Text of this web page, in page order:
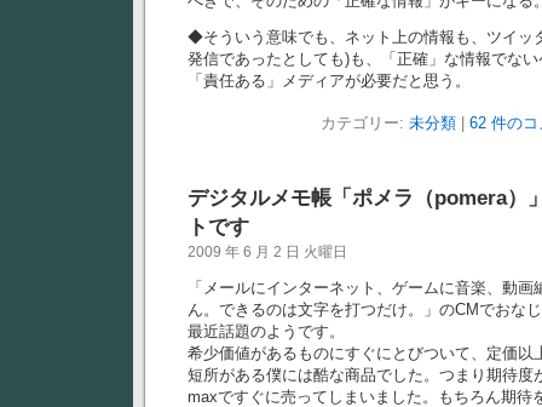
◆そういう意味でも、ネット上の情報も、ツイッ
発信であったとしても)も、「正確」な情報でな
「責任ある」メディアが必要だと思う。
カテゴリー: 未分類 62 件の
デジタルメモ帳「ポメラ（pomera）
トです
2009 年 6 月 2 日 火曜日
「メールにインターネット、ゲームに音楽、動
ん。できるのは文字を打つだけ。」のCMでおな
最近話題のようです。
希少価値があるものにすぐにとびついて、定価以
短所がある僕には酷な商品でした。つまり期待度
maxですぐに売ってしまいました。もちろん期待